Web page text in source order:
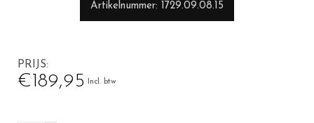
Artikelnummer 1729.09.08.15
PRIJS
€189,95 Incl. btw